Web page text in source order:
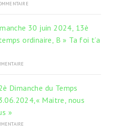
30 juin 2024, 13è
ordinaire, B » Ta foi t’a
Dimanche du Temps
Maitre, nous
»